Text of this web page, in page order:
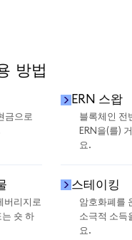
방법
금으로
ERN 스왑
블록체인 전
ERN을(를)
요.
버리지로
는 숏 하
스테이킹
암호화폐를
소극적 소득
요.